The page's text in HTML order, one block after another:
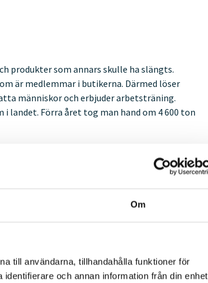
Om
till användarna, tillhandahålla funktioner för
och annan information från din enhet
produkter som annars skulle ha slängts.
är medlemmar i butikerna. Därmed löser
människor och erbjuder arbetsträning.
landet. Förra året tog man hand om 4 600 ton
Avfall Sverige, Återvinningsindustrierna och
MoveTech och Facility Labs.
viktig, men vanligen inte speciellt
organisation eller kommun som i
Årets Förebyggare ska vara ett bra
genomförbart och ska också kunna tjäna